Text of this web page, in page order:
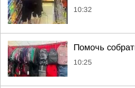
10:32
Помочь
10:25